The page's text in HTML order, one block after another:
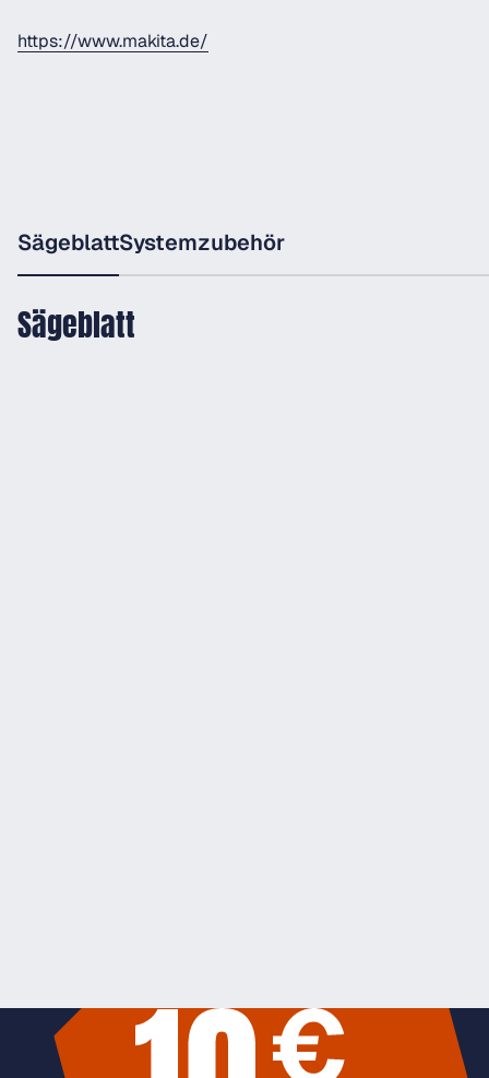
https://www.makita.de/
SägeblattSystemzubehör
Sägeblatt